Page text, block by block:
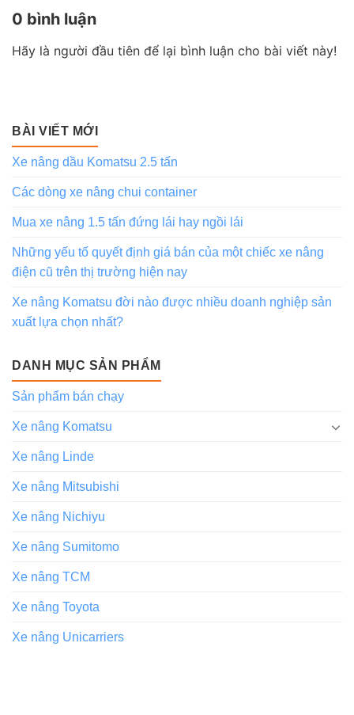
0 bình luận
Hãy là người đầu tiên để lại bình luận cho bài viết này!
BÀI VIẾT MỚI
Xe nâng dầu Komatsu 2.5 tấn
Các dòng xe nâng chui container
Mua xe nâng 1.5 tấn đứng lái hay ngồi lái
Những yếu tố quyết định giá bán của một chiếc xe nâng
điện cũ trên thị trường hiện nay
Xe nâng Komatsu đời nào được nhiều doanh nghiệp sản
xuất lựa chọn nhất?
DANH MỤC SẢN PHẨM
Sản phẩm bán chạy
Xe nâng Komatsu
Xe nâng Linde
Xe nâng Mitsubishi
Xe nâng Nichiyu
Xe nâng Sumitomo
Xe nâng TCM
Xe nâng Toyota
Xe nâng Unicarriers